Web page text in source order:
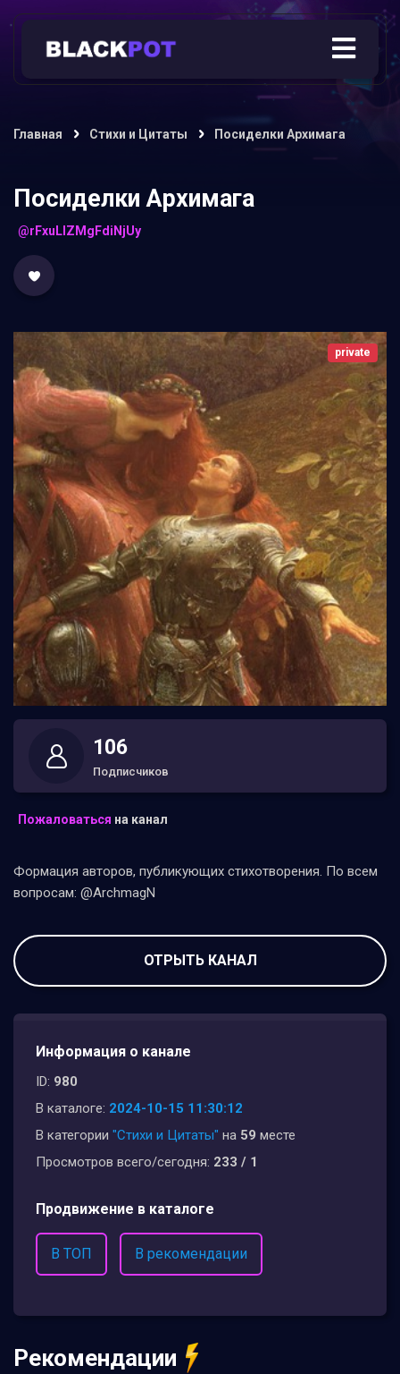
Главная Стихи и Цитаты Посиделки Архимага
Посиделки Архимага
@rFxuLIZMgFdiNjUy
private
106
Подписчиков
Пожаловаться на канал
Формация авторов, публикующих стихотворения. По всем
вопросам: @ArchmagN
ОТРЫТЬ КАНАЛ
Информация о канале
ID: 980
В каталоге: 2024-10-15 11:30:12
В категории "Стихи и Цитаты" на 59 месте
Просмотров всего/сегодня: 233 / 1
Продвижение в каталоге
В ТОП В рекомендации
Рекомендации